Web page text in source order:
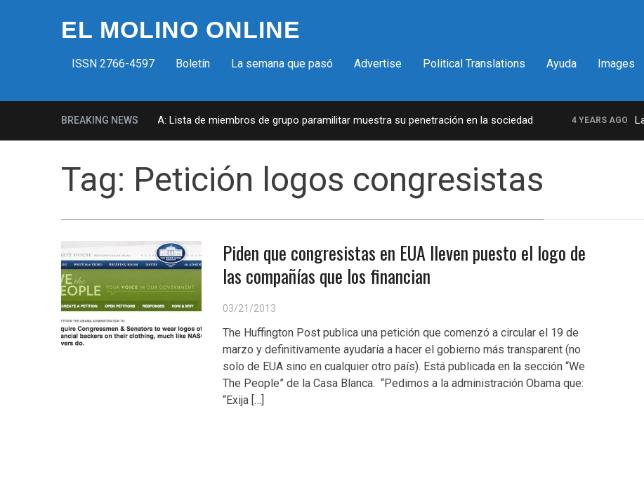
EL MOLINO ONLINE
ISSN 2766-4597 Boletín La semana que pasó Advertise Political Translations Ayuda Images
BREAKING NEWS
Milicias fascistas en EUA: Lista de miembros de grupo paramilitar muestra su penetración en la sociedad 4 YEARS AGO La
Tag: Petición logos congresistas
Piden que congresistas en EUA lleven puesto el logo de
las compañías que los financian
03/21/2013
The Huffington Post publica una petición que comenzó a circular el 19 de
marzo y definitivamente ayudaría a hacer el gobierno más transparent (no
solo de EUA sino en cualquier otro país). Está publicada en la sección “We
The People” de la Casa Blanca. “Pedimos a la administración Obama que:
“Exija […]